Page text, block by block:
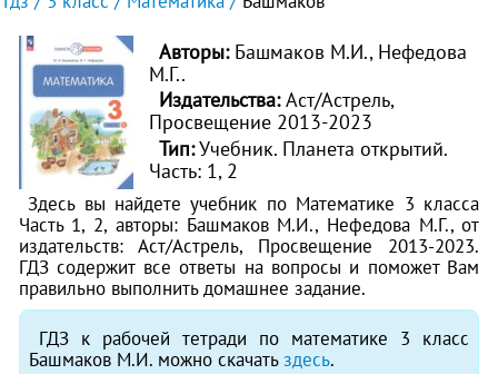
Авторы: Башмаков М.И., Нефедова
М.Г..
Издательства:Аст/Астрель,
Просвещение 2013-2023
Тип:Учебник. Планета открытий.
Часть: 1, 2
Здесь вы найдете учебник по Математике 3 класса
Часть 1, 2, авторы: Башмаков М.И., Нефедова М.Г., от
издательств: Аст/Астрель, Просвещение 2013-2023.
ГДЗ содержит все ответы на вопросы и поможет Вам
правильно выполнить домашнее задание.
ГДЗ к рабочей тетради по математике 3 класс
Башмаков М.И. можно скачатьздесь.